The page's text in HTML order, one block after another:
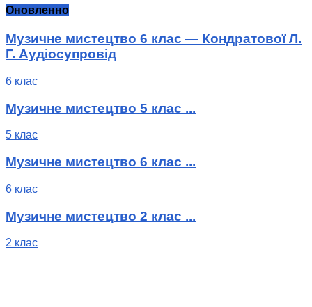
Оновленно
Музичне мистецтво 6 клас — Кондратової Л.
Г. Аудіосупровід
6 клас
Музичне мистецтво 5 клас ...
5 клас
Музичне мистецтво 6 клас ...
6 клас
Музичне мистецтво 2 клас ...
2 клас